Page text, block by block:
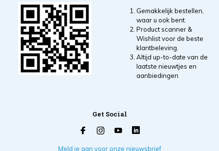
Gemakkelijk bestellen,
waar u ook bent.
Product scanner &
Wishlist voor de beste
klantbeleving.
Altijd up-to-date van de
laatste nieuwtjes en
aanbiedingen
Get Social
Meld je aan voor onze nieuwsbrief